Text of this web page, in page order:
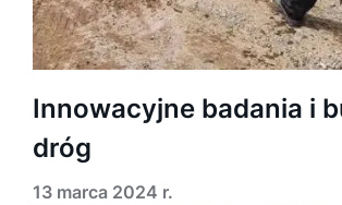
Innowacyjne badania i
dróg
13 marca 2024 r.